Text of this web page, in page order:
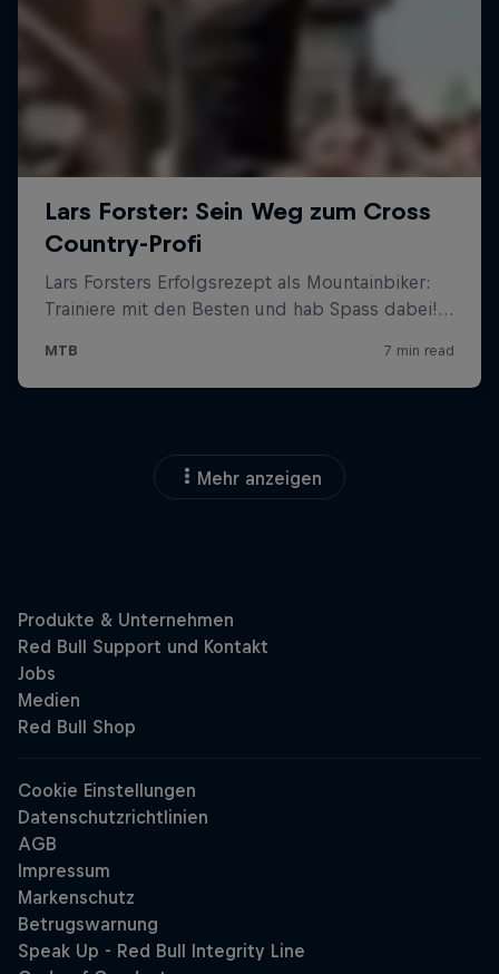
Mehr anzeigen